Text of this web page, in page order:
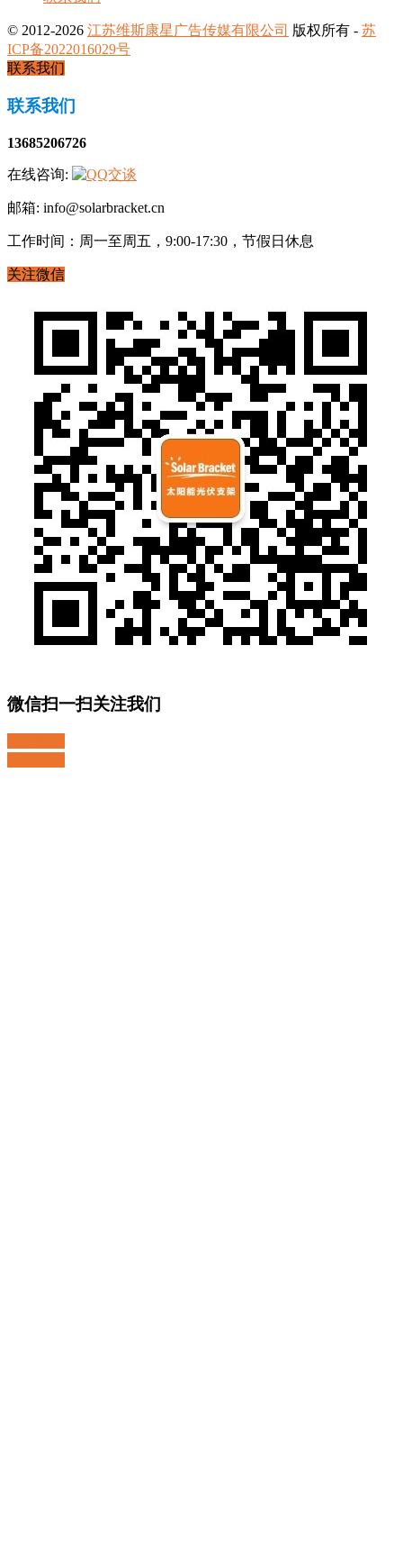
© 2012-2026 江苏维斯康星广告传媒有限公司 版权所有 - 苏
ICP备2022016029号
联系我们
联系我们
13685206726
在线咨询:
邮箱: info@solarbracket.cn
工作时间：周一至周五，9:00-17:30，节假日休息
关注微信
微信扫一扫关注我们